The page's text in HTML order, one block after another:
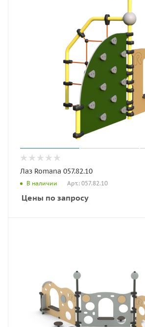
Лаз Romana 057.82.10
В наличии Арт.: 057.82.10
Цены по запросу